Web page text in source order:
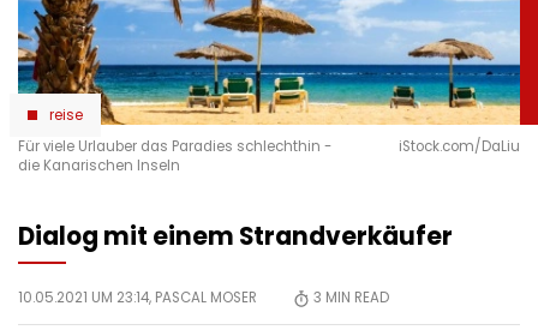
reise
Für viele Urlauber das Paradies schlechthin -
die Kanarischen Inseln
iStock.com/DaLiu
Dialog mit einem Strandverkäufer
10.05.2021 UM 23:14, PASCAL MOSER 3 MIN READ